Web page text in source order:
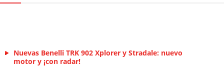
Nuevas Benelli TRK 902 Xplorer y Stradale: nuevo
motor y ¡con radar!